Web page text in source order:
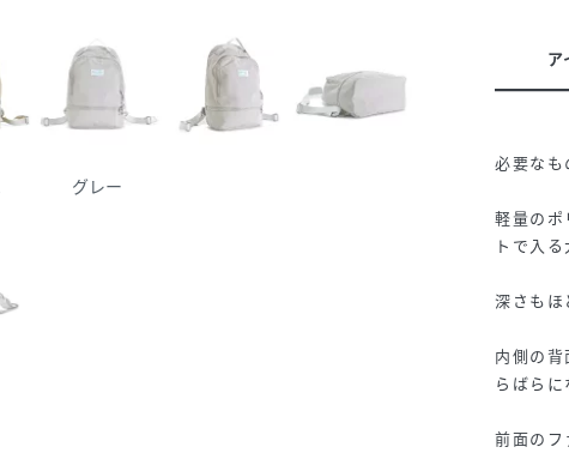
グレー
ア
必要なも
軽量のポ
トで入る
深さもほ
内側の
らばら
前面の